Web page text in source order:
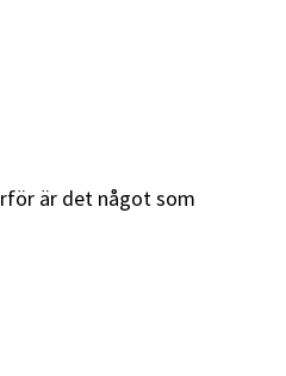
är det något som